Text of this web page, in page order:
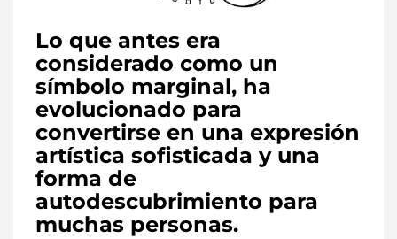
Lo que antes era
considerado como un
símbolo marginal, ha
evolucionado para
convertirse en una expresión
artística sofisticada y una
forma de
autodescubrimiento para
muchas personas.